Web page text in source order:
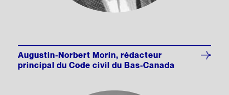
Augustin-Norbert Morin, rédacteur
principal du Code civil du Bas-Canada